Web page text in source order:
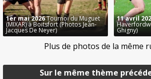
Sur le même thème
1er mai 2026Tournoi du Muguet
(MIXAR) à Boitsfort (Photos Jean-
Jacques De Neyer)
11 avril
Ghigny)
Plus de photos de la même